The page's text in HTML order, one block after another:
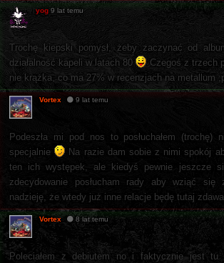
yog 9 lat temu
Trochę kiepski pomysł, żeby zaczynać od
działalność kapeli w latach 80
Czegoś z trzech
nie krążka, co ma 27% w recenzjach na metallum
Vortex 9 lat temu
Podeszła mi pod nos to posłuchałem (trochę)
specjalnie
Na razie dam sobie z nimi spokój
ten ich występek, ale kiedyś pewnie jeszcze
zdecydowanie posłucham rady aby wziąć
nadzieję, że wtedy już inne relacje będę tutaj
Vortex 8 lat temu
Poleciałem z debiutem no i faktycznie jest tu